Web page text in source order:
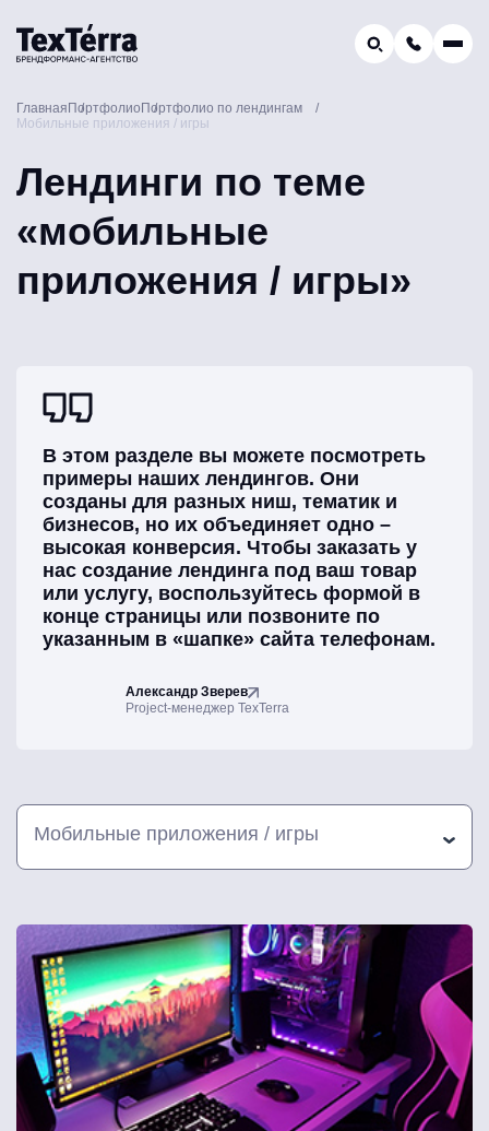
Поиск по услугам и статьям...
Заказать звонок
8 (800) 775-16-41
Наш e-mail:
Главная Портфолио Портфолио по лендингам
Мобильные приложения / игры
Лендинги по теме
«мобильные
приложения / игры»
В этом разделе вы можете посмотреть
примеры наших лендингов. Они
созданы для разных ниш, тематик и
бизнесов, но их объединяет одно –
высокая конверсия. Чтобы заказать у
нас создание лендинга под ваш товар
или услугу, воспользуйтесь формой в
конце страницы или позвоните по
указанным в «шапке» сайта телефонам.
Александр Зверев
Project-менеджер TexTerra
Мобильные приложения / игры
Грузоперевозки / логистика
Дизайн / интерьер